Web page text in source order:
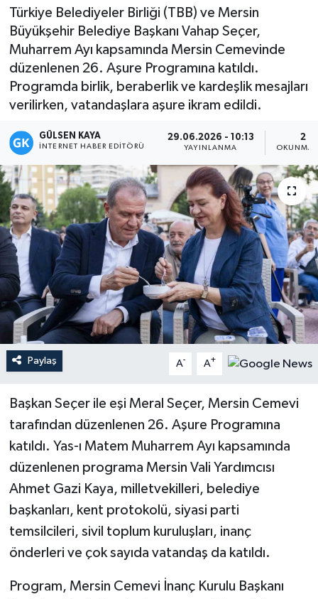
Türkiye Belediyeler Birliği (TBB) ve Mersin
Büyükşehir Belediye Başkanı Vahap Seçer,
Muharrem Ayı kapsamında Mersin Cemevinde
düzenlenen 26. Aşure Programına katıldı.
Programda birlik, beraberlik ve kardeşlik mesajları
verilirken, vatandaşlara aşure ikram edildi.
GÜLSEN KAYA
İNTERNET HABER EDITÖRÜ
29.06.2026 - 10:13
YAYINLANMA
2
OKUNMA
Paylaş A- A+
Başkan Seçer ile eşi Meral Seçer, Mersin Cemevi
tarafından düzenlenen 26. Aşure Programına
katıldı. Yas-ı Matem Muharrem Ayı kapsamında
düzenlenen programa Mersin Vali Yardımcısı
Ahmet Gazi Kaya, milletvekilleri, belediye
başkanları, kent protokolü, siyasi parti
temsilcileri, sivil toplum kuruluşları, inanç
önderleri ve çok sayıda vatandaş da katıldı.
Program, Mersin Cemevi İnanç Kurulu Başkanı
Kültür - Sanat
Magazin
Mersin
Mersin Tarihi
Özel Haber
Politika
Resmi İlan
Sağlık
Spor
Sürmanşet
Yaşam